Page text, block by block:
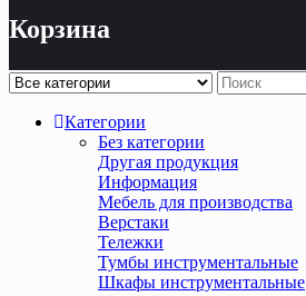
Корзина
Категории
Без категории
Другая продукция
Информация
Мебель для производства
Верстаки
Тележки
Тумбы инструментальные
Шкафы инструментальные